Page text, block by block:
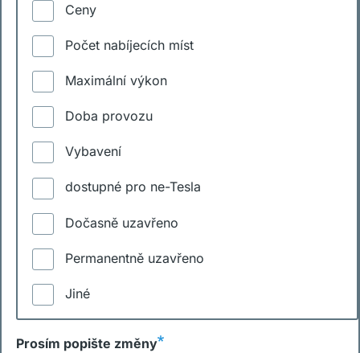
Ceny
Počet nabíjecích míst
Maximální výkon
Doba provozu
Vybavení
dostupné pro ne-Tesla
Dočasně uzavřeno
Permanentně uzavřeno
Jiné
Prosím popište změny